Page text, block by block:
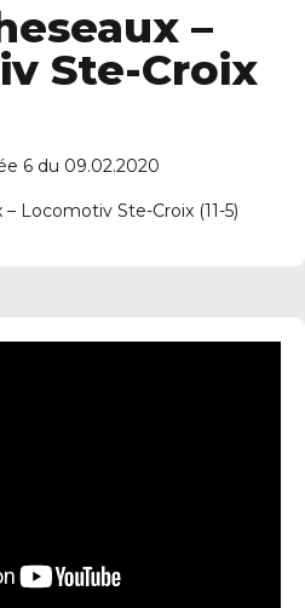
–
Ste-Croix
6 du 09.02.2020
Locomotiv Ste-Croix (11-5)